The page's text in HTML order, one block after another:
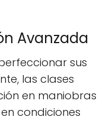
Avanzada
sus
las clases
en maniobras
condiciones